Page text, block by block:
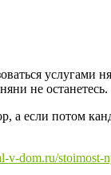
услугами
не останетесь.
а если потом
v-dom.ru/stoimost-